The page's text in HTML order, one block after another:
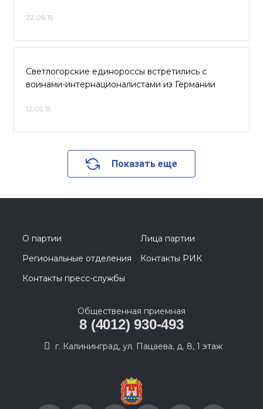
22.06.15
Светлогорские единороссы встретились с
воинами-интернационалистами из Германии
12.05.15
Показать еще
О партии
Лица партии
Региональные отделения
Контакты РИК
Контакты пресс-службы
Общественная приемная
8 (4012) 930-493
г. Калининград, ул. Пацаева, д. 8, 1 этаж